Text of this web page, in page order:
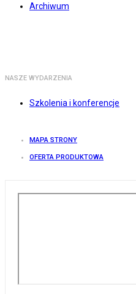
Archiwum
NASZE WYDARZENIA
Szkolenia i konferencje
MAPA STRONY
OFERTA PRODUKTOWA